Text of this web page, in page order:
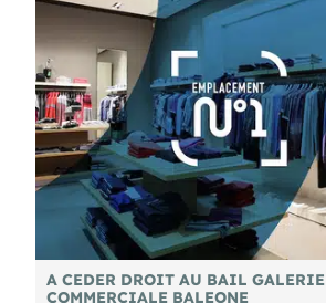
A CEDER DROIT AU BAIL GALERIE
COMMERCIALE BALEONE